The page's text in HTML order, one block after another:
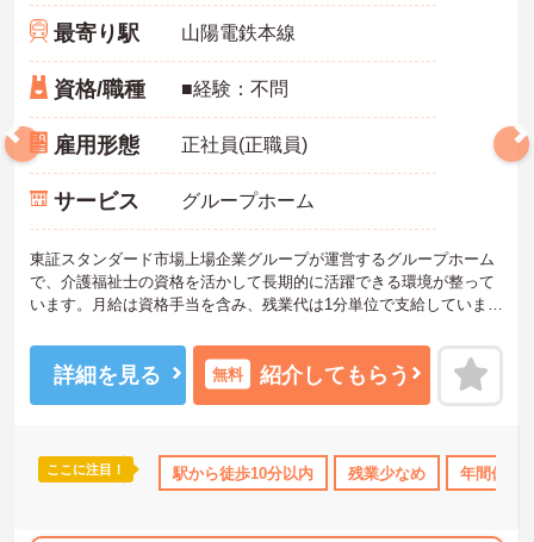
残業少なめ 住宅手当・補助 託児所・育児補助 無資格OK
最寄り駅 山陽電鉄本線
資格/職種 ■経験：不問
雇用形態 正社員(正職員)
サービス グループホーム
東証スタンダード市場上場企業グループが運営するグループホーム
で、介護福祉士の資格を活かして長期的に活躍できる環境が整って
います。月給は資格手当を含み、残業代は1分単位で支給していま
ャーの受験費用や対策講座を会社がサポートするためキャリアアッ
プにも最適です。お子様の成長に合わせて最大130万円が支給される
ライフイベント手当や65歳定年制など、上場企業グループならでは
き合うことができます。シフトは毎月希望休を提出でき、連休の相
談も可能なためプライベートとの両立もしやすい職場です。
詳細を見る 無料 紹介してもらう
ここに注目！ 駅から徒歩10分以内 残業少なめ 年間休日